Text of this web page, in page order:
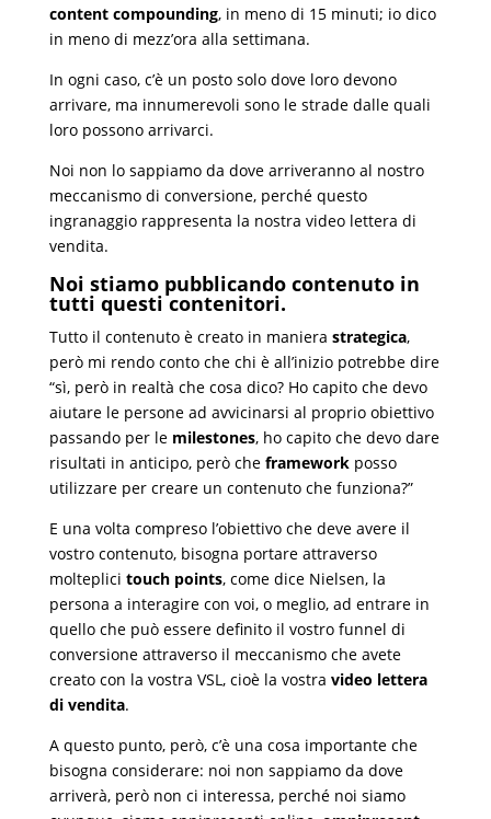
content compounding, in meno di 15 minuti; io dico
in meno di mezz’ora alla settimana.
In ogni caso, c’è un posto solo dove loro devono
arrivare, ma innumerevoli sono le strade dalle quali
loro possono arrivarci.
Noi non lo sappiamo da dove arriveranno al nostro
meccanismo di conversione, perché questo
ingranaggio rappresenta la nostra video lettera di
vendita.
Noi stiamo pubblicando contenuto in
tutti questi contenitori.
Tutto il contenuto è creato in maniera strategica,
però mi rendo conto che chi è all’inizio potrebbe dire
“sì, però in realtà che cosa dico? Ho capito che devo
aiutare le persone ad avvicinarsi al proprio obiettivo
passando per le milestones, ho capito che devo dare
risultati in anticipo, però che frameworkposso
utilizzare per creare un contenuto che funziona?”
E una volta compreso l’obiettivo che deve avere il
vostro contenuto, bisogna portare attraverso
molteplici touch points, come dice Nielsen, la
persona a interagire con voi, o meglio, ad entrare in
quello che può essere definito il vostro funnel di
conversione attraverso il meccanismo che avete
creato con la vostra VSL, cioè la vostra video lettera
di vendita.
A questo punto, però, c’è una cosa importante che
bisogna considerare: noi non sappiamo da dove
arriverà, però non ci interessa, perché noi siamo